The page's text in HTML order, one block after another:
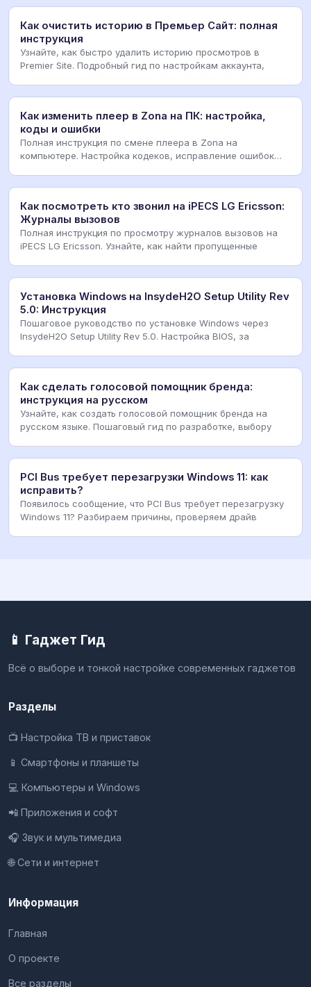
Как очистить историю в Премьер Сайт: полная
инструкция
Узнайте, как быстро удалить историю просмотров в
Premier Site. Подробный гид по настройкам аккаунта,
Как изменить плеер в Zona на ПК: настройка,
коды и ошибки
Полная инструкция по смене плеера в Zona на
компьютере. Настройка кодеков, исправление ошибок
Как посмотреть кто звонил на iPECS LG Ericsson:
Журналы вызовов
Полная инструкция по просмотру журналов вызовов на
iPECS LG Ericsson. Узнайте, как найти пропущенные
Установка Windows на InsydeH2O Setup Utility Rev
5.0: Инструкция
Пошаговое руководство по установке Windows через
InsydeH2O Setup Utility Rev 5.0. Настройка BIOS, за
Как сделать голосовой помощник бренда:
инструкция на русском
Узнайте, как создать голосовой помощник бренда на
русском языке. Пошаговый гид по разработке, выбору
PCI Bus требует перезагрузки Windows 11: как
исправить?
Появилось сообщение, что PCI Bus требует перезагрузку
Windows 11? Разбираем причины, проверяем драйв
📱 Гаджет Гид
Всё о выборе и тонкой настройке современных гаджетов
Разделы
📺 Настройка ТВ и приставок
📱 Смартфоны и планшеты
💻 Компьютеры и Windows
📲 Приложения и софт
🎧 Звук и мультимедиа
🌐 Сети и интернет
Информация
Главная
О проекте
Все разделы